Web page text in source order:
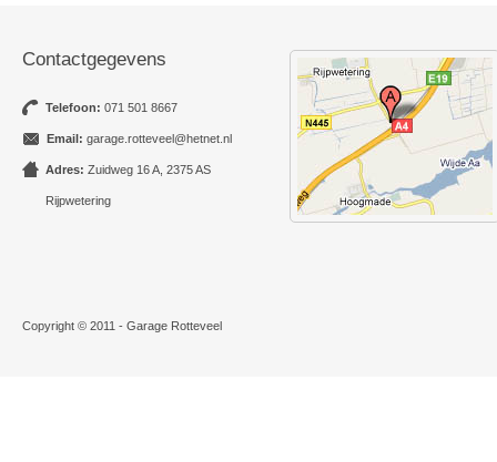
Contactgegevens
Telefoon: 071 501 8667
Email: garage.rotteveel@hetnet.nl
Adres: Zuidweg 16 A, 2375 AS
Rijpwetering
Copyright © 2011 - Garage Rotteveel